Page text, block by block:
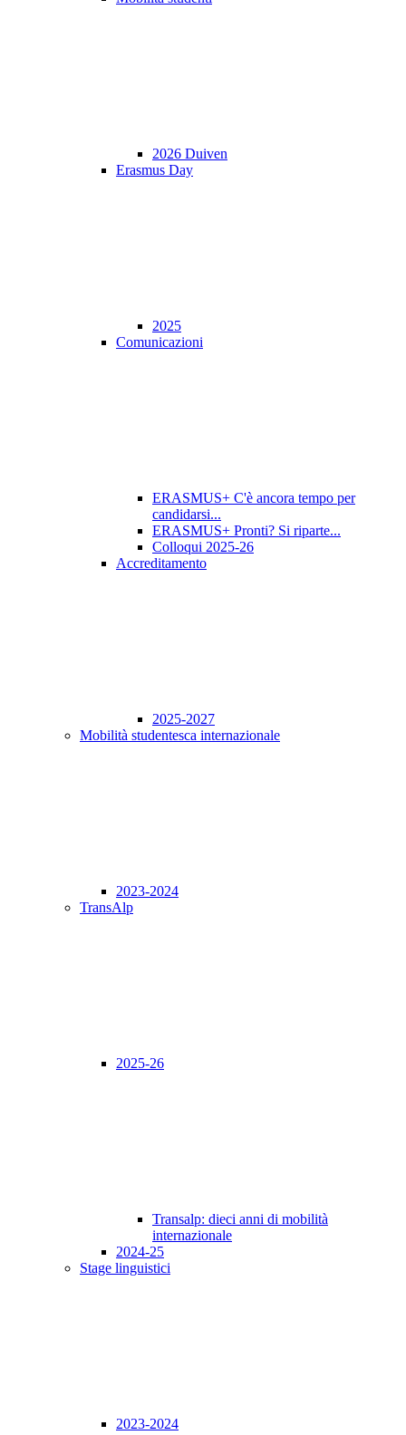
2026 Duiven
Erasmus Day
2025
Comunicazioni
ERASMUS+ C'è ancora tempo per
candidarsi...
ERASMUS+ Pronti? Si riparte...
Colloqui 2025-26
Accreditamento
2025-2027
Mobilità studentesca internazionale
2023-2024
TransAlp
2025-26
Transalp: dieci anni di mobilità
internazionale
2024-25
Stage linguistici
2023-2024